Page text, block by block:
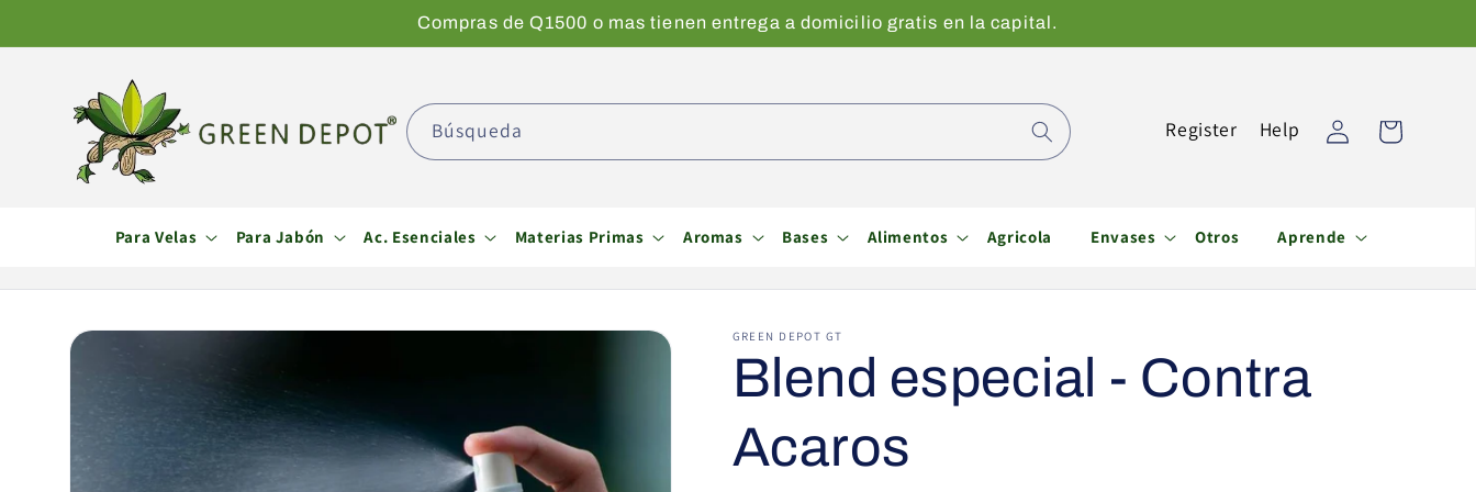
al contenido
Compras de Q1500 o mas tienen entrega a domicilio gratis en la capital.
Para Velas Para Jabón Ac. Esenciales Materias Primas Aromas Bases Alimentos Agricola Envases Otros Aprende
Búsqueda Register Help
Iniciar
sesión
Carrito
directamente
del producto
GREEN DEPOT GT
Blend especial - Contra
Acaros